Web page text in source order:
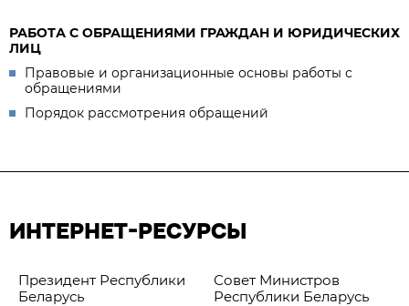
РАБОТА С ОБРАЩЕНИЯМИ ГРАЖДАН И ЮРИДИЧЕСКИХ
ЛИЦ
Правовые и организационные основы работы с
обращениями
Порядок рассмотрения обращений
ИНТЕРНЕТ-РЕСУРСЫ
Президент Республики
Беларусь
Совет Министров
Республики Беларусь